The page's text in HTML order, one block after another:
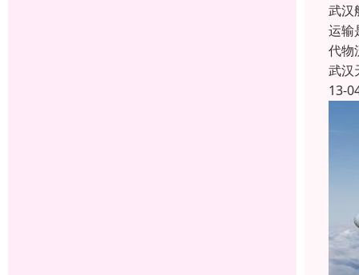
武汉
运输
代物
武汉
13-